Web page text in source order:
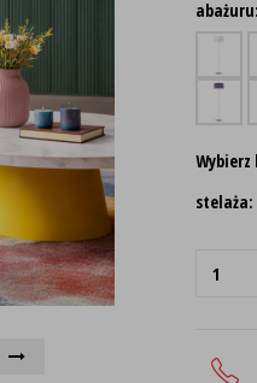
abażuru:
Wybierz
stelaża: